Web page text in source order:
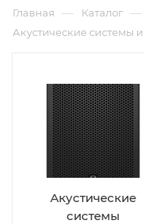
Главная — Каталог —
Акустические системы
Акустические
системы